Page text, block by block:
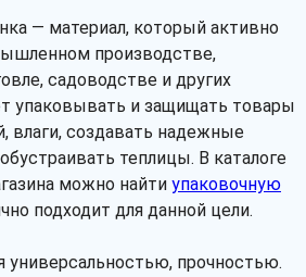
— материал, который активно
производстве,
садоводстве и других
упаковывать и защищать товары
влаги, создавать надежные
теплицы. В каталоге
можно найти упаковочную
подходит для данной цели.
универсальностью, прочностью.